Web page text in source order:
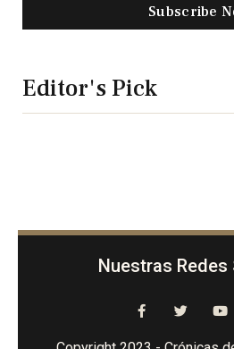
Subscribe
Editor's Pick
Nuestras Redes